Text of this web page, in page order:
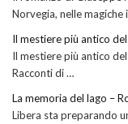
Norvegia, nelle magiche
Il mestiere più antico
Il mestiere più antico
Racconti di …
La memoria del lago –
Libera sta preparando